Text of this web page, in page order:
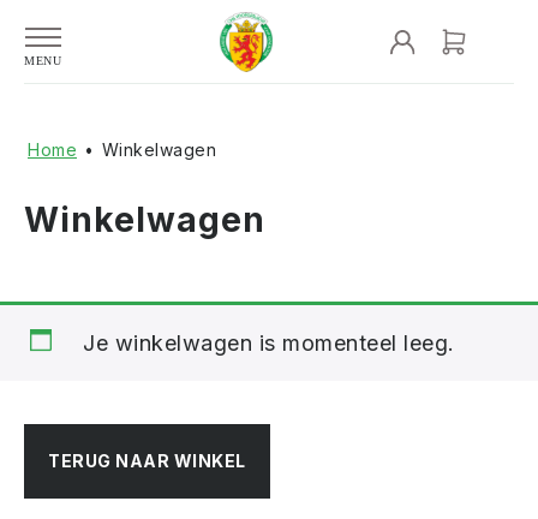
Home • Winkelwagen
Winkelwagen
Je winkelwagen is momenteel leeg.
TERUG NAAR WINKEL